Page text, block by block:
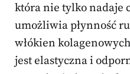
która nie tylko nadaje
umożliwia płynność
włókien
jest elastyczna i